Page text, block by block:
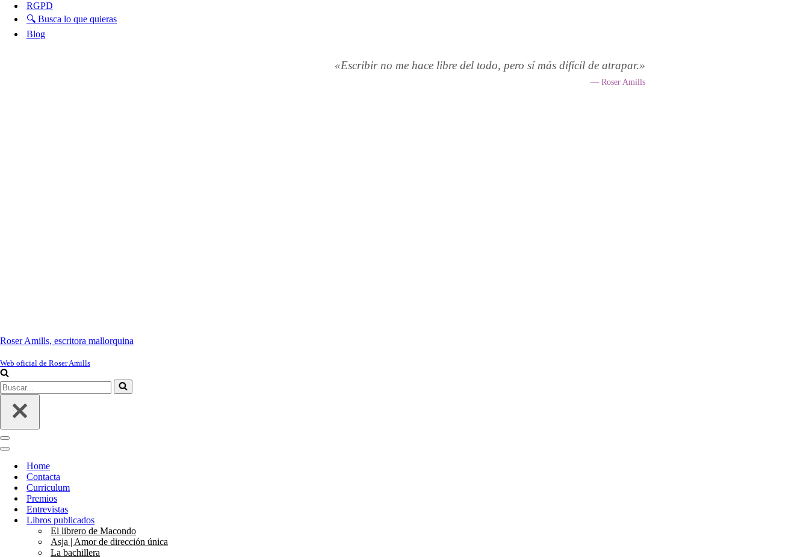
RGPD
🔍 Busca lo que quieras
Blog
«Escribir no me hace libre del todo, pero sí más difícil de atrapar.»
— Roser Amills
Roser Amills, escritora mallorquina
Web oficial de Roser Amills
Buscar...
Menú
de
Menú
navegación
Home
Contacta
Curriculum
Premios
Entrevistas
Libros publicados
El librero de Macondo
Asja | Amor de dirección única
La bachillera